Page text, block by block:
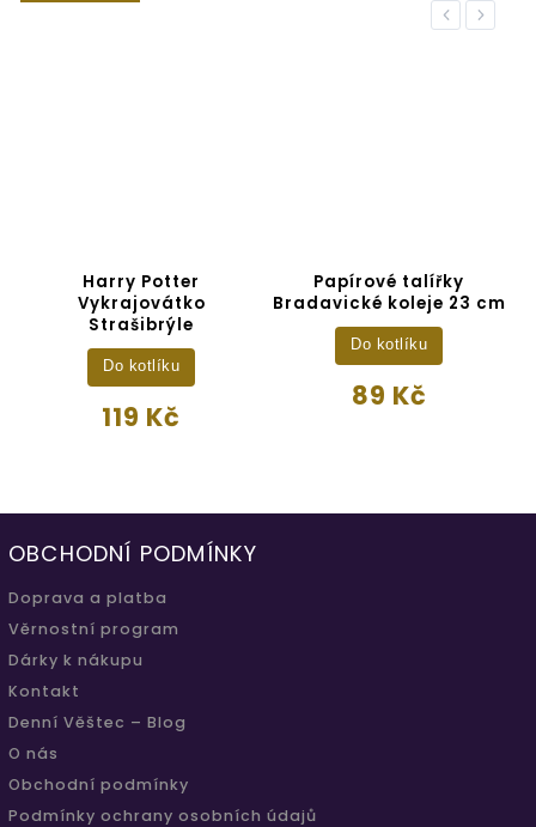
Previous
Harry Potter
Vykrajovátko
Strašibrýle
119 Kč
Do kotlíku
Papírové talířky
Bradavické koleje 23 cm
89 Kč
Do kotlíku
Next
OBCHODNÍ PODMÍNKY
Doprava a platba
Věrnostní program
Dárky k nákupu
Kontakt
Denní Věštec – Blog
O nás
Obchodní podmínky
Podmínky ochrany osobních údajů